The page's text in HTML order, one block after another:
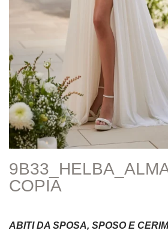
COPIA
ABITI DA SPOSA, SPOSO E